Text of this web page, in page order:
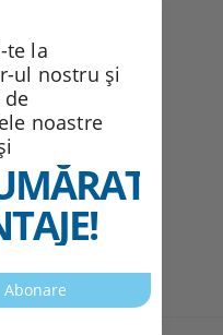
te la
ul nostru și
de
noastre